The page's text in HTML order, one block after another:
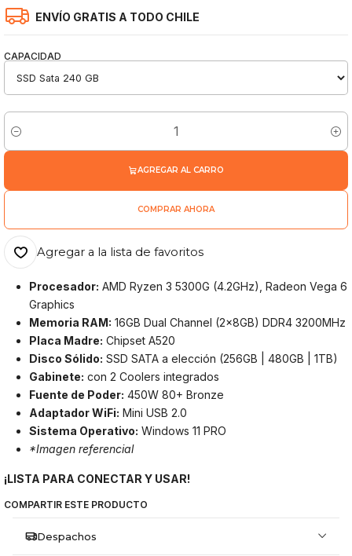
ENVÍO GRATIS A TODO CHILE
CAPACIDAD
Cantidad
AGREGAR AL CARRO
COMPRAR AHORA
Agregar a la lista de favoritos
Procesador: AMD Ryzen 3 5300G (4.2GHz), Radeon Vega 6
Graphics
Memoria RAM: 16GB Dual Channel (2x8GB) DDR4 3200MHz
Placa Madre: Chipset A520
Disco Sólido: SSD SATA a elección (256GB | 480GB | 1TB)
Gabinete: con 2 Coolers integrados
Fuente de Poder: 450W 80+ Bronze
Adaptador WiFi: Mini USB 2.0
Sistema Operativo: Windows 11 PRO
*Imagen referencial
¡LISTA PARA CONECTAR Y USAR!
COMPARTIR ESTE PRODUCTO
Despachos